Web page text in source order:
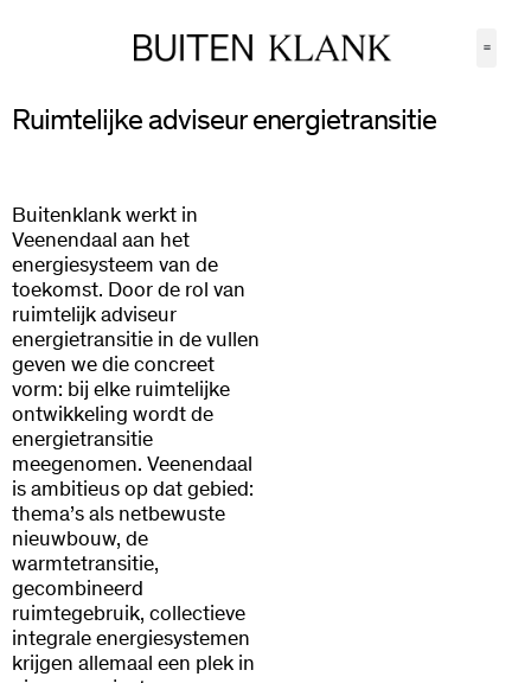
Ruimtelijke adviseur energietransitie
Buitenklank werkt in
Veenendaal aan het
energiesysteem van de
toekomst. Door de rol van
ruimtelijk adviseur
energietransitie in de vullen
geven we die concreet
vorm: bij elke ruimtelijke
ontwikkeling wordt de
energietransitie
meegenomen. Veenendaal
is ambitieus op dat gebied:
thema’s als netbewuste
nieuwbouw, de
warmtetransitie,
gecombineerd
ruimtegebruik, collectieve
integrale energiesystemen
krijgen allemaal een plek in